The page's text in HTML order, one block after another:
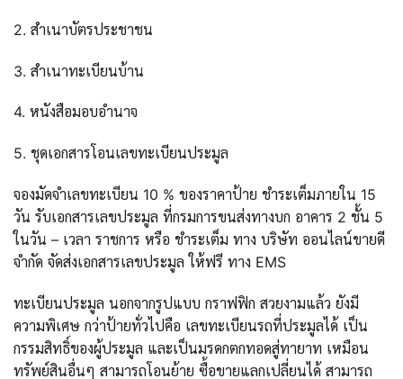
2. สำเนาบัตรประชาชน
3. สำเนาทะเบียนบ้าน
4. หนังสือมอบอำนาจ
5. ชุดเอกสารโอนเลขทะเบียนประมูล
จองมัดจำเลขทะเบียน 10 % ของราคาป้าย ชำระเต็มภายใน 15
วัน รับเอกสารเลขประมูล ที่กรมการขนส่งทางบก อาคาร 2 ชั้น 5
ในวัน – เวลา ราชการ หรือ ชำระเต็ม ทาง บริษัท ออนไลน์ขายดี
จำกัด จัดส่งเอกสารเลขประมูล ให้ฟรี ทาง EMS
ทะเบียนประมูล นอกจากรูปแบบ กราฟฟิก สวยงามแล้ว ยังมี
ความพิเศษ กว่าป้ายทั่วไปคือ เลขทะเบียนรถที่ประมูลได้ เป็น
กรรมสิทธิ์ของผู้ประมูล และเป็นมรดกตกทอดสู่ทายาท เหมือน
ทรัพย์สินอื่นๆ สามารถโอนย้าย ซื้อขายแลกเปลี่ยนได้ สามารถ